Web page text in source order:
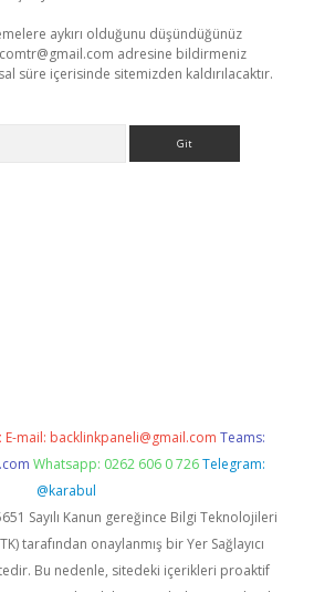
aykırı olduğunu düşündüğünüz
adresine bildirmeniz
süre içerisinde sitemizden kaldırılacaktır.
E-mail: backlinkpaneli@gmail.com Teams:
Whatsapp: 0262 606 0 726 Telegram:
@karabul
Sayılı Kanun gereğince Bilgi Teknolojileri
tarafından onaylanmış bir Yer Sağlayıcı
Bu nedenle, sitedeki içerikleri proaktif